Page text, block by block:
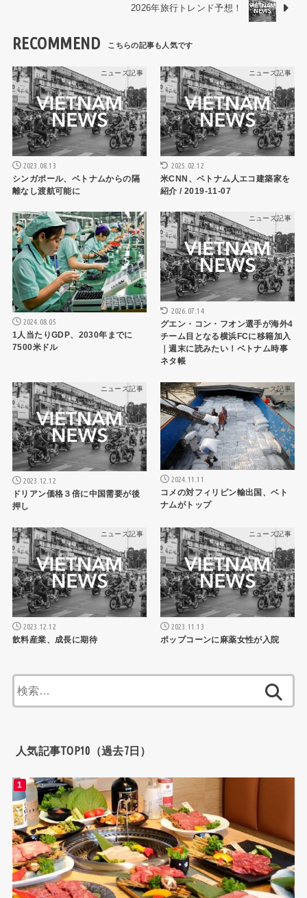
2026年旅行トレンド予想！
RECOMMEND
ニュース記事
2023.08.13
シンガポール、ベトナムからの隔
離なし渡航可能に
ニュース記事
2025.02.12
米CNN、ベトナム人エコ建築家を
紹介 / 2019-11-07
ニュース記事
2024.08.05
1人当たりGDP、2030年までに
7500米ドル
ニュース記事
2026.07.14
グエン・コン・フオン選手が海外4
チーム目となる横浜FCに移籍加入
｜週末に読みたい！ベトナム時事
ネタ帳
ニュース記事
2023.12.12
ドリアン価格３倍に中国需要が後
押し
ニュース記事
2024.11.11
コメの対フィリピン輸出国、ベト
ナムがトップ
ニュース記事
2023.12.12
飲料産業、成長に期待
ニュース記事
2023.11.13
ポップコーンに麻薬女性が入院
索:
人気記事TOP10（過去7日）